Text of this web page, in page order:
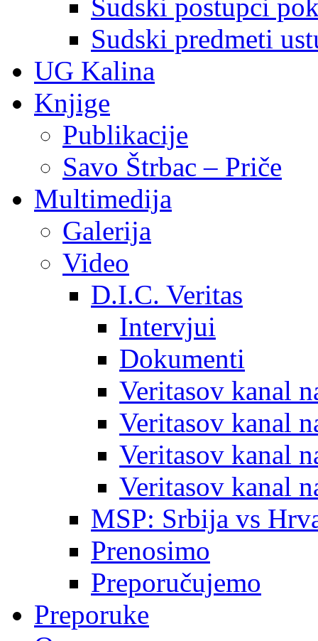
Sudski postupci
Sudski predmeti
UG Kalina
Knjige
Publikacije
Savo Štrbac – Priče
Multimedija
Galerija
Video
D.I.C. Veritas
Intervjui
Dokumenti
Veritasov kanal
Veritasov kanal
Veritasov kanal
Veritasov kanal
MSP: Srbija vs
Prenosimo
Preporučujemo
Preporuke